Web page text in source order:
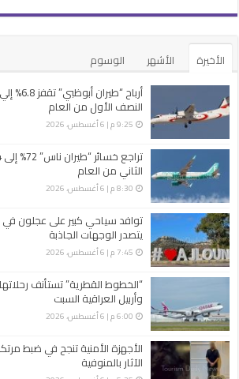
الأخيرة الأشهر
الوسوم
النصف الأول من العام
9:25 م | 6 أغسطس، 2026
الثاني من العام
8:30 م | 6 أغسطس، 2026
توافد سياحي كبير على عجلون
يتصدر الوجهات الجاذبة
7:45 م | 6 أغسطس، 2026
“الخطوط القطرية” تستأنف
وأربيل العراقية السبت
6:00 م | 6 أغسطس، 2026
الأجهزة الأمنية تنجح في ضبط
الآثار بالمنوفية